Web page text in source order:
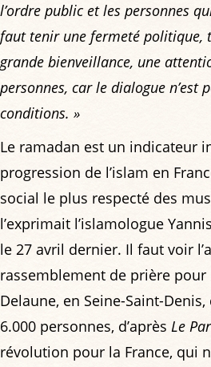
l’ordre public et les personnes
faut tenir une fermeté politique,
grande bienveillance, une
personnes, car le dialogue n’est
conditions. »
Le ramadan est un indicateur
progression de l’islam en
social le plus respecté des
l’exprimait l’islamologue
le 27 avril dernier. Il faut voir
rassemblement de prière pour
Delaune, en Seine-Saint-
6.000 personnes, d’après Le
révolution pour la France, qui